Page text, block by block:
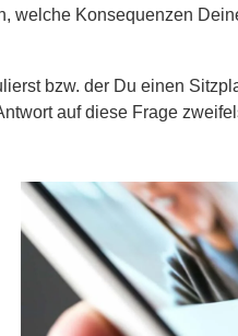
welche Konsequenzen
bzw. der Du einen
auf diese Frage